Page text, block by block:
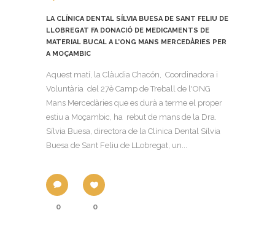
LA CLÍNICA DENTAL SÍLVIA BUESA DE SANT FELIU DE
LLOBREGAT FA DONACIÓ DE MEDICAMENTS DE
MATERIAL BUCAL A L’ONG MANS MERCEDÀRIES PER
A MOÇAMBIC
Aquest matí, la Clàudia Chacón, Coordinadora i
Voluntària del 27è Camp de Treball de l'ONG
Mans Mercedàries que es durà a terme el proper
estiu a Moçambic, ha rebut de mans de la Dra.
Sílvia Buesa, directora de la Clínica Dental Sílvia
Buesa de Sant Feliu de LLobregat, un...
0 0